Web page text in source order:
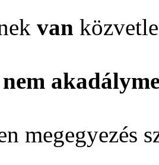
van
nem
megegyezés